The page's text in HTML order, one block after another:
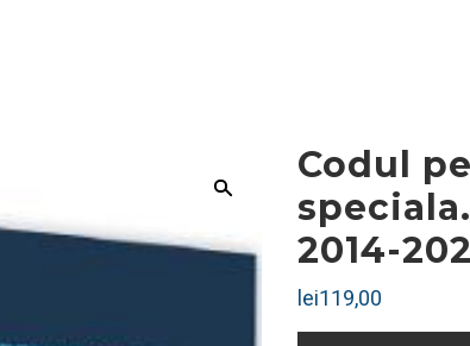
Codul
2014-
lei119,00